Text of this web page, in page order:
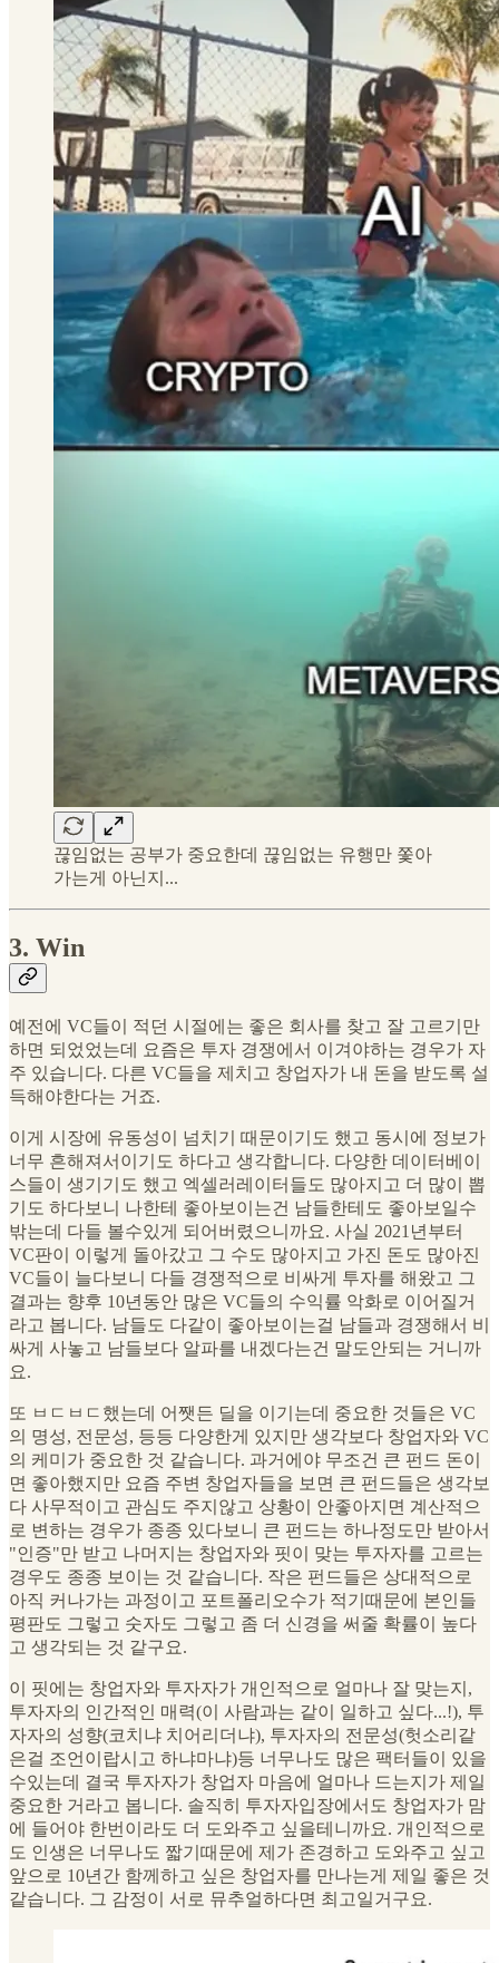
끊임없는 공부가 중요한데 끊임없는 유행만 쫓아
가는게 아닌지...
3. Win
예전에 VC들이 적던 시절에는 좋은 회사를 찾고 잘 고르기만
하면 되었었는데 요즘은 투자 경쟁에서 이겨야하는 경우가 자
주 있습니다. 다른 VC들을 제치고 창업자가 내 돈을 받도록 설
득해야한다는 거죠.
이게 시장에 유동성이 넘치기 때문이기도 했고 동시에 정보가
너무 흔해져서이기도 하다고 생각합니다. 다양한 데이터베이
스들이 생기기도 했고 엑셀러레이터들도 많아지고 더 많이 뽑
기도 하다보니 나한테 좋아보이는건 남들한테도 좋아보일수
밖는데 다들 볼수있게 되어버렸으니까요. 사실 2021년부터
VC판이 이렇게 돌아갔고 그 수도 많아지고 가진 돈도 많아진
VC들이 늘다보니 다들 경쟁적으로 비싸게 투자를 해왔고 그
결과는 향후 10년동안 많은 VC들의 수익률 악화로 이어질거
라고 봅니다. 남들도 다같이 좋아보이는걸 남들과 경쟁해서 비
싸게 사놓고 남들보다 알파를 내겠다는건 말도안되는 거니까
요.
또 ㅂㄷㅂㄷ했는데 어쨋든 딜을 이기는데 중요한 것들은 VC
의 명성, 전문성, 등등 다양한게 있지만 생각보다 창업자와 VC
의 케미가 중요한 것 같습니다. 과거에야 무조건 큰 펀드 돈이
면 좋아했지만 요즘 주변 창업자들을 보면 큰 펀드들은 생각보
다 사무적이고 관심도 주지않고 상황이 안좋아지면 계산적으
로 변하는 경우가 종종 있다보니 큰 펀드는 하나정도만 받아서
"인증"만 받고 나머지는 창업자와 핏이 맞는 투자자를 고르는
경우도 종종 보이는 것 같습니다. 작은 펀드들은 상대적으로
아직 커나가는 과정이고 포트폴리오수가 적기때문에 본인들
평판도 그렇고 숫자도 그렇고 좀 더 신경을 써줄 확률이 높다
고 생각되는 것 같구요.
이 핏에는 창업자와 투자자가 개인적으로 얼마나 잘 맞는지,
투자자의 인간적인 매력(이 사람과는 같이 일하고 싶다...!), 투
자자의 성향(코치냐 치어리더냐), 투자자의 전문성(헛소리같
은걸 조언이랍시고 하냐마냐)등 너무나도 많은 팩터들이 있을
수있는데 결국 투자자가 창업자 마음에 얼마나 드는지가 제일
중요한 거라고 봅니다. 솔직히 투자자입장에서도 창업자가 맘
에 들어야 한번이라도 더 도와주고 싶을테니까요. 개인적으로
도 인생은 너무나도 짧기때문에 제가 존경하고 도와주고 싶고
앞으로 10년간 함께하고 싶은 창업자를 만나는게 제일 좋은 것
같습니다. 그 감정이 서로 뮤추얼하다면 최고일거구요.